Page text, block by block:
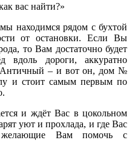
вас найти?»
находимся рядом с бухтой
от остановки. Если Вы
то Вам достаточно будет
вдоль дороги, аккуратно
Античный – и вот он, дом №
и стоит самым первым по
и ждёт Вас в цокольном
уют и прохлада, и где Вас
желающие Вам помочь с